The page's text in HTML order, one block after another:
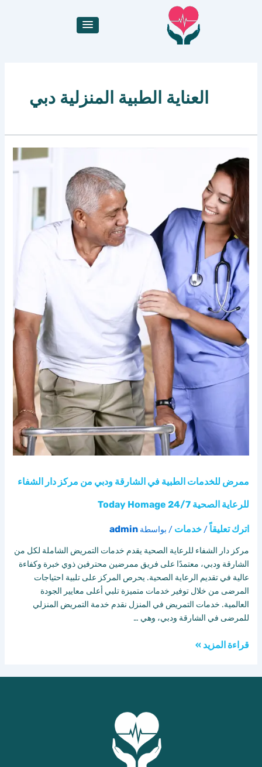
العناية الطبية المنزلية دبي
ممرض للخدمات الطبية في الشارقة ودبي من مركز دار الشفاء
للرعاية الصحية 24/7 Today Homage
اترك تعليقاً /خدمات / بواسطة admin
مركز دار الشفاء للرعاية الصحية يقدم خدمات التمريض الشاملة لكل من
الشارقة ودبي، معتمدًا على فريق ممرضين محترفين ذوي خبرة وكفاءة
عالية في تقديم الرعاية الصحية. يحرص المركز على تلبية احتياجات
المرضى من خلال توفير خدمات متميزة تلبي أعلى معايير الجودة
العالمية. خدمات التمريض في المنزل نقدم خدمة التمريض المنزلي
للمرضى في الشارقة ودبي، وهي …
للخدمات
الطبية
في
الشارقة
ودبي
من
مركز
دار
الشفاء
للرعاية
الصحية
24/7
Today
Homage
قراءة المزيد »